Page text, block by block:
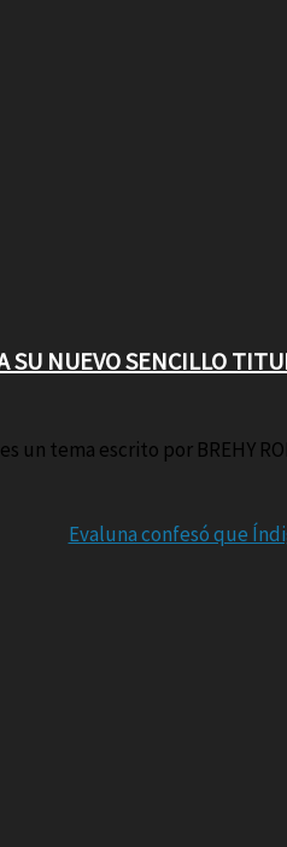
SU NUEVO SENCILLO
es un tema escrito por